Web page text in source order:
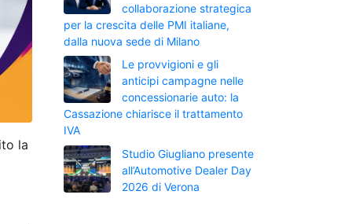
la
collaborazione strategica
per la crescita delle PMI italiane,
dalla nuova sede di Milano
Le provvigioni e gli
anticipi campagne nelle
concessionarie auto: la
Cassazione chiarisce il trattamento
IVA
Studio Giugliano presente
all’Automotive Dealer Day
2026 di Verona